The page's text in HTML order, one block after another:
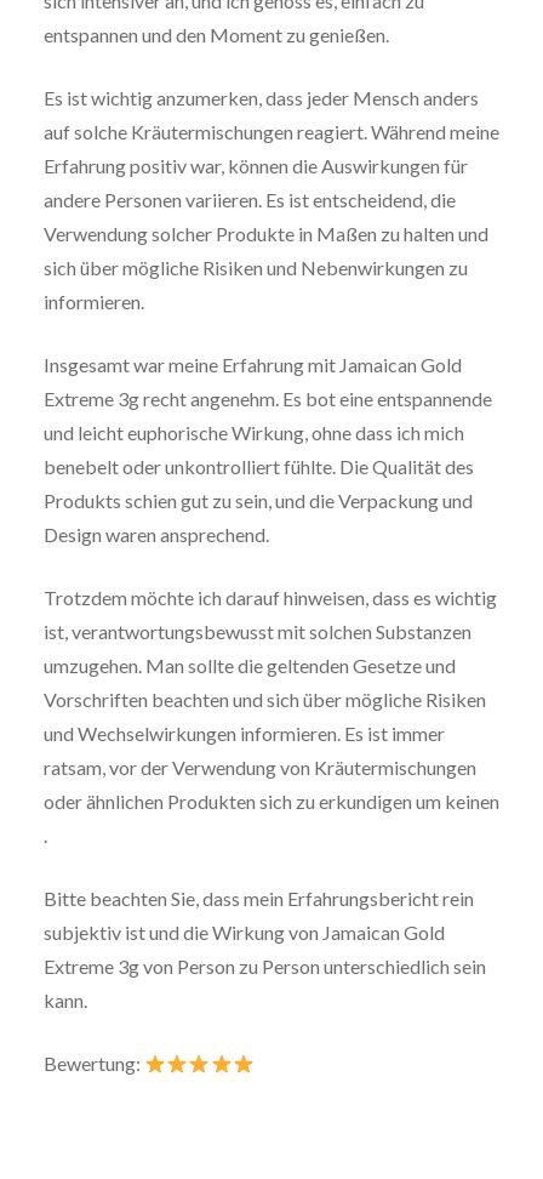
entspannen und den Moment zu genießen.
Es ist wichtig anzumerken, dass jeder Mensch anders
auf solche Kräutermischungen reagiert. Während meine
Erfahrung positiv war, können die Auswirkungen für
andere Personen variieren. Es ist entscheidend, die
Verwendung solcher Produkte in Maßen zu halten und
sich über mögliche Risiken und Nebenwirkungen zu
informieren.
Insgesamt war meine Erfahrung mit Jamaican Gold
Extreme 3g recht angenehm. Es bot eine entspannende
und leicht euphorische Wirkung, ohne dass ich mich
benebelt oder unkontrolliert fühlte. Die Qualität des
Produkts schien gut zu sein, und die Verpackung und
Design waren ansprechend.
Trotzdem möchte ich darauf hinweisen, dass es wichtig
ist, verantwortungsbewusst mit solchen Substanzen
umzugehen. Man sollte die geltenden Gesetze und
Vorschriften beachten und sich über mögliche Risiken
und Wechselwirkungen informieren. Es ist immer
ratsam, vor der Verwendung von Kräutermischungen
oder ähnlichen Produkten sich zu erkundigen um keinen
.
Bitte beachten Sie, dass mein Erfahrungsbericht rein
subjektiv ist und die Wirkung von Jamaican Gold
Extreme 3g von Person zu Person unterschiedlich sein
kann.
Bewertung: